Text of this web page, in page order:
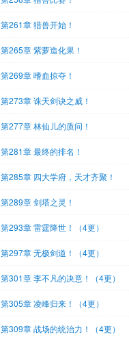
第261章 猎兽开始！
第265章 紫萝造化果！
第269章 嗜血掠夺！
第273章 诛天剑诀之威！
第277章 林仙儿的质问！
第281章 最终的排名！
第285章 四大学府，天才齐聚！
第289章 剑塔之灵！
第293章 雷霆降世！（4更）
第297章 无极剑道！（4更）
第301章 李不凡的决意！（4更）
第305章 凌峰归来！（4更）
第309章 战场的统治力！（4更）